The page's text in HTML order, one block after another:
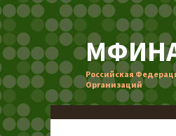
Российская
Организаций